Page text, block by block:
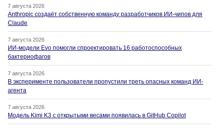
7 августа 2026
Anthropic создаёт собственную команду разработчиков ИИ-чипов для
Claude
7 августа 2026
ИИ-модели Evo помогли спроектировать 16 работоспособных
бактериофагов
7 августа 2026
В эксперименте пользователи пропустили треть опасных команд ИИ-
агента
7 августа 2026
Модель Kimi K3 с открытыми весами появилась в GitHub Copilot